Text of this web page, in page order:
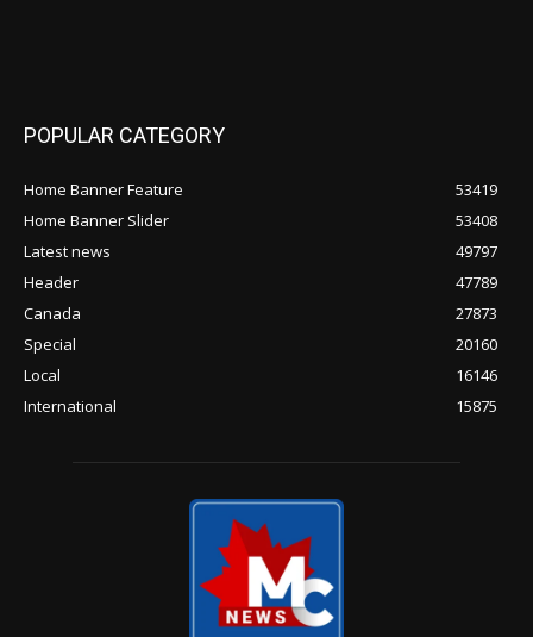
POPULAR CATEGORY
Home Banner Feature
53419
Home Banner Slider
53408
Latest news
49797
Header
47789
Canada
27873
Special
20160
Local
16146
International
15875